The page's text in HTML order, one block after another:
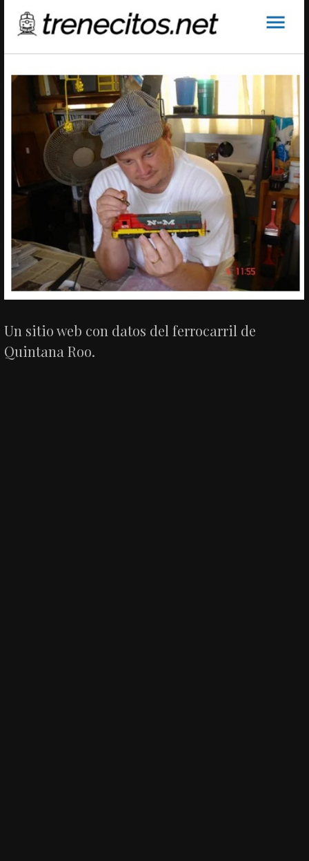
Un sitio web con datos del ferrocarril de
Quintana Roo.